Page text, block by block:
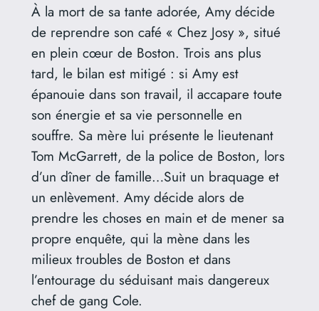
À la mort de sa tante adorée, Amy décide
de reprendre son café « Chez Josy », situé
en plein cœur de Boston. Trois ans plus
tard, le bilan est mitigé : si Amy est
épanouie dans son travail, il accapare toute
son énergie et sa vie personnelle en
souffre. Sa mère lui présente le lieutenant
Tom McGarrett, de la police de Boston, lors
d’un dîner de famille…Suit un braquage et
un enlèvement. Amy décide alors de
prendre les choses en main et de mener sa
propre enquête, qui la mène dans les
milieux troubles de Boston et dans
l’entourage du séduisant mais dangereux
chef de gang Cole.